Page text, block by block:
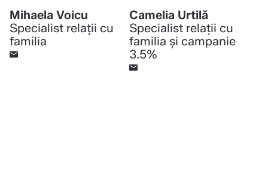
Mihaela Voicu
Specialist relații cu
familia
Camelia Urtilă
Specialist relații cu
familia și campanie
3.5%